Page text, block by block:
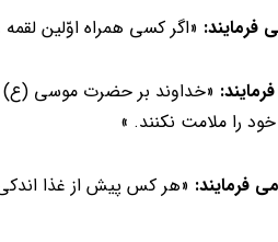
«اگر کسی همراه اوّلین
«خداوند بر حضرت موسی (ع)
را ملامت نکنند. »
فرمایند: «هر کس پیش از غذا